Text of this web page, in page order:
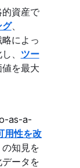
資産で
グ、
によっ
、 ツー
を最大
as-a-
用性を改
知見を
ータを